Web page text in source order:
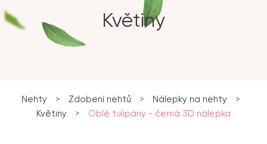
Květiny
Nehty > Zdobení nehtů > Nálepky na nehty
>
Květiny
> Oblé tulipány - černá 3D nálepka